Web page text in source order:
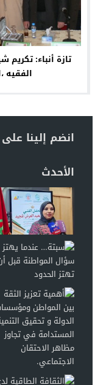
تازة أنباء: تكريم
الفقيه
انضم إلينا
الأحدث